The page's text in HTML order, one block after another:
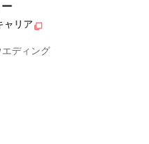
ャリア
ディング